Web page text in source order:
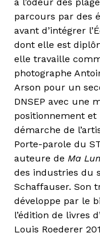
parcours par des
avant d’intégrer
dont elle est
elle travaille
photographe
Arson pour un
DNSEP avec une
positionnement et
démarche de
Porte-parole du
auteure de Ma
des industries du
Schaffauser. Son
développe par le
l’édition de livres
Louis Roederer